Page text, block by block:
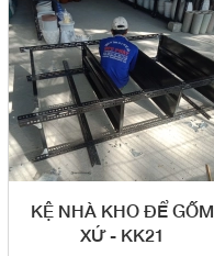
KỆ NHÀ KHO ĐỂ GỐM
XỨ - KK21